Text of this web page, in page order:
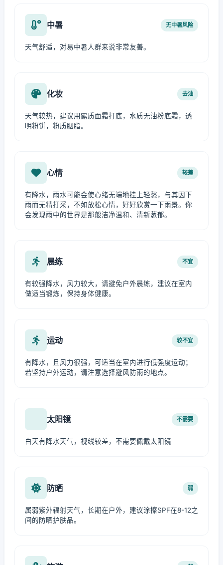
中暑 无中暑风险
天气舒适，对易中暑人群来说非常友善。
化妆 去油
天气较热，建议用露质面霜打底，水质无油粉底霜，透
明粉饼，粉质胭脂。
心情 较差
有降水，雨水可能会使心绪无端地挂上轻愁，与其因下
雨而无精打采，不如放松心情，好好欣赏一下雨景。你
会发现雨中的世界是那般洁净温和、清新葱郁。
晨练 不宜
有较强降水，风力较大，请避免户外晨练，建议在室内
做适当锻炼，保持身体健康。
运动 较不宜
有降水，且风力很强，可适当在室内进行低强度运动；
若坚持户外运动，请注意选择避风防雨的地点。
太阳镜 不需要
白天有降水天气，视线较差，不需要佩戴太阳镜
防晒 弱
属弱紫外辐射天气，长期在户外，建议涂擦SPF在8-12之
间的防晒护肤品。